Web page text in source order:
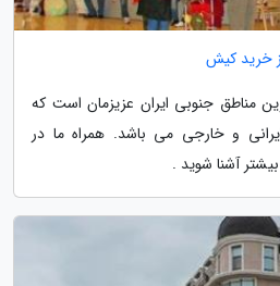
خرید کیش
مناطق جنوبی ایران عزیزمان است که
و خارجی می باشد. همراه ما در
آشنا شوید .